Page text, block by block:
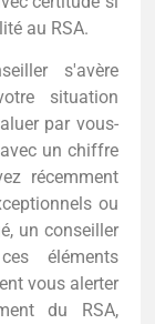
au RSA.
s'avère
situation
par vous-
un chiffre
récemment
ou
un conseiller
éléments
vous alerter
du RSA,